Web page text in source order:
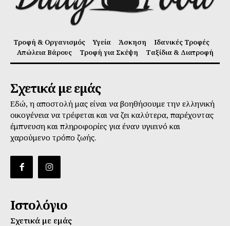
Τροφή & Οργανισμός Υγεία Άσκηση
Ιδανικές Τροφές
Απώλεια Βάρους
Τροφή για Σκέψη Ταξίδια & Διατροφή
Σχετικά με εμάς
Εδώ, η αποστολή μας είναι να βοηθήσουμε την ελληνική
οικογένεια να τρέφεται και να ζει καλύτερα, παρέχοντας
έμπνευση και πληροφορίες για έναν υγιεινό και
χαρούμενο τρόπο ζωής.
Ιστολόγιο
Σχετικά με εμάς